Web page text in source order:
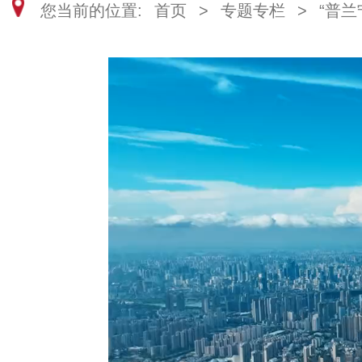
您当前的位置: 首页 > 专题专栏 > “普兰